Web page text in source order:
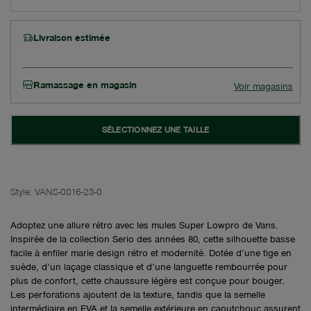
Livraison estimée
Ramassage en magasin Voir magasins
SÉLECTIONNEZ UNE TAILLE
Style: VANS-0016-23-0
Adoptez une allure rétro avec les mules Super Lowpro de Vans.
Inspirée de la collection Serio des années 80, cette silhouette basse
facile à enfiler marie design rétro et modernité. Dotée d’une tige en
suède, d’un laçage classique et d’une languette rembourrée pour
plus de confort, cette chaussure légère est conçue pour bouger.
Les perforations ajoutent de la texture, tandis que la semelle
intermédiaire en EVA et la semelle extérieure en caoutchouc assurent